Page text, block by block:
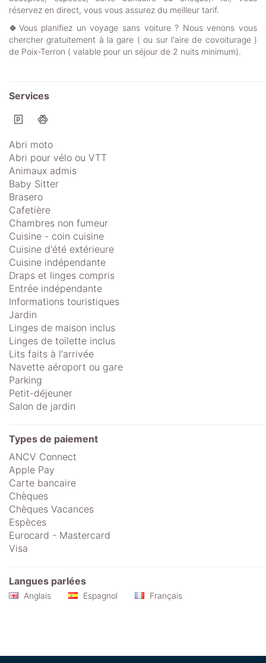
réservez en direct, vous vous assurez du meilleur tarif.
🍀Vous planifiez un voyage sans voiture ? Nous venons vous
chercher gratuitement à la gare ( ou sur l'aire de covoiturage )
de Poix-Terron ( valable pour un séjour de 2 nuits minimum).
Services
Abri moto
Abri pour vélo ou VTT
Animaux admis
Baby Sitter
Brasero
Cafetière
Chambres non fumeur
Cuisine - coin cuisine
Cuisine d'été extérieure
Cuisine indépendante
Draps et linges compris
Entrée indépendante
Informations touristiques
Jardin
Linges de maison inclus
Linges de toilette inclus
Lits faits à l'arrivée
Navette aéroport ou gare
Parking
Petit-déjeuner
Salon de jardin
Types de paiement
ANCV Connect
Apple Pay
Carte bancaire
Chèques
Chèques Vacances
Espèces
Eurocard - Mastercard
Visa
Langues parlées
Anglais Espagnol Français